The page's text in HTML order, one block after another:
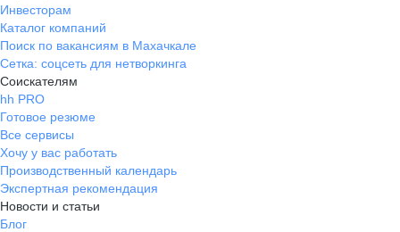
Инвесторам
Каталог компаний
Поиск по вакансиям в Махачкале
Сетка: соцсеть для нетворкинга
Соискателям
hh PRO
Готовое резюме
Все сервисы
Хочу у вас работать
Производственный календарь
Экспертная рекомендация
Новости и статьи
Блог